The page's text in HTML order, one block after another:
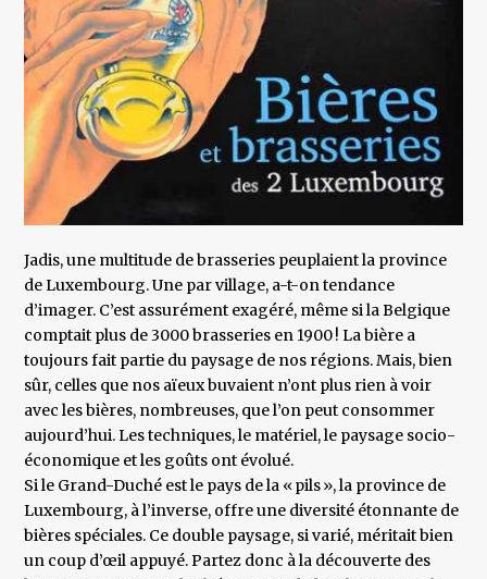
Jadis, une multitude de brasseries peuplaient la province
de Luxembourg. Une par village, a-t-on tendance
d’imager. C’est assurément exagéré, même si la Belgique
comptait plus de 3000 brasseries en 1900 ! La bière a
toujours fait partie du paysage de nos régions. Mais, bien
sûr, celles que nos aïeux buvaient n’ont plus rien à voir
avec les bières, nombreuses, que l’on peut consommer
aujourd’hui. Les techniques, le matériel, le paysage socio-
économique et les goûts ont évolué.
Si le Grand-Duché est le pays de la « pils », la province de
Luxembourg, à l’inverse, offre une diversité étonnante de
bières spéciales. Ce double paysage, si varié, méritait bien
un coup d’œil appuyé. Partez donc à la découverte des